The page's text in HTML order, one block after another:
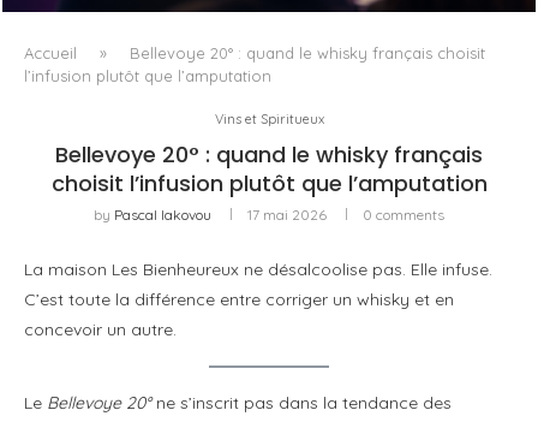
Accueil »
Bellevoye 20° : quand le whisky français choisit
l’infusion plutôt que l’amputation
Vins et Spiritueux
Bellevoye 20° : quand le whisky français
choisit l’infusion plutôt que l’amputation
by Pascal Iakovou 17 mai 2026 0 comments
La maison Les Bienheureux ne désalcoolise pas. Elle infuse.
C’est toute la différence entre corriger un whisky et en
concevoir un autre.
Le Bellevoye 20°ne s’inscrit pas dans la tendance des